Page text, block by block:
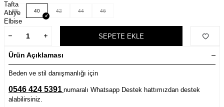
38 40 42 44 46
SEPETE EKLE
Ürün Açıklaması
Beden ve stil danışmanlığı için
0546 424 5391 numaralı Whatsapp Destek hattımızdan destek
alabilirsiniz.